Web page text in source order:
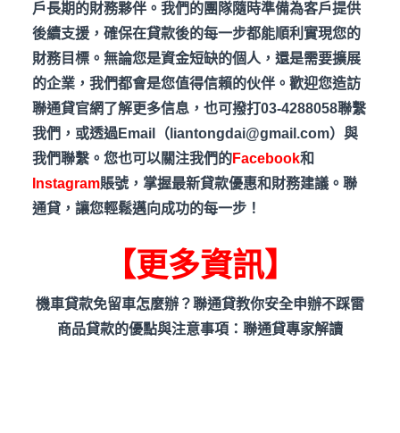
戶長期的財務夥伴。我們的團隊隨時準備為客戶提供
後續支援，確保在貸款後的每一步都能順利實現您的
財務目標。無論您是資金短缺的個人，還是需要擴展
的企業，我們都會是您值得信賴的伙伴。歡迎您造訪
聯通貸官網了解更多信息，也可撥打03-4288058聯繫
我們，或透過Email
（liantongdai@gmail.com）與
我們聯繫。您也可以關注我們的Facebook和
Instagram賬號，掌握最新貸款優惠和財務建議。聯
通貸，讓您輕鬆邁向成功的每一步！
【更多資訊】
機車貸款免留車怎麼辦？聯通貸教你安全申辦不踩雷
商品貸款的優點與注意事項：聯通貸專家解讀